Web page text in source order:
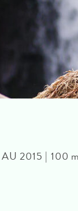
2015 | 100